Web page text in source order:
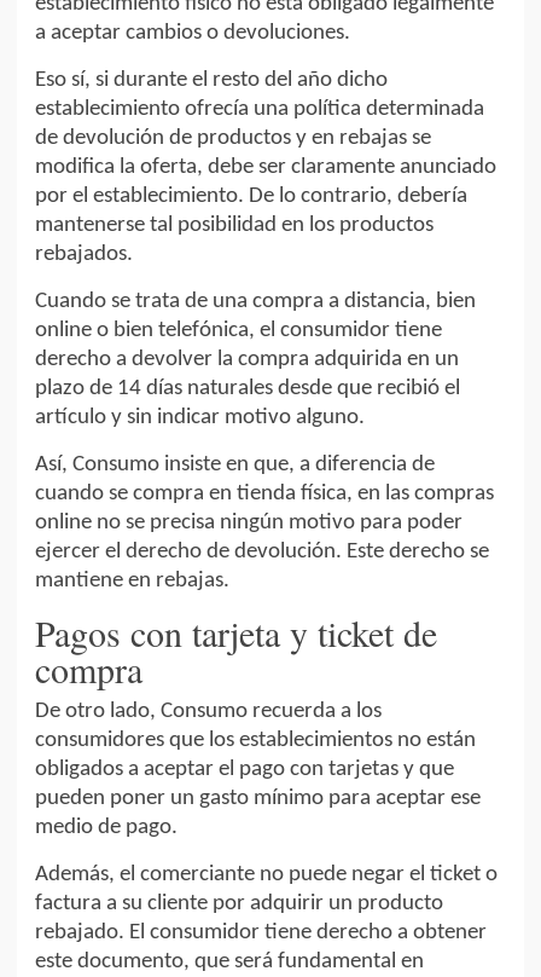
a aceptar cambios o devoluciones.
Eso sí, si durante el resto del año dicho
establecimiento ofrecía una política determinada
de devolución de productos y en rebajas se
modifica la oferta, debe ser claramente anunciado
por el establecimiento. De lo contrario, debería
mantenerse tal posibilidad en los productos
rebajados.
Cuando se trata de una compra a distancia, bien
online o bien telefónica, el consumidor tiene
derecho a devolver la compra adquirida en un
plazo de 14 días naturales desde que recibió el
artículo y sin indicar motivo alguno.
Así, Consumo insiste en que, a diferencia de
cuando se compra en tienda física, en las compras
online no se precisa ningún motivo para poder
ejercer el derecho de devolución. Este derecho se
mantiene en rebajas.
Pagos con tarjeta y ticket de
compra
De otro lado, Consumo recuerda a los
consumidores que los establecimientos no están
obligados a aceptar el pago con tarjetas y que
pueden poner un gasto mínimo para aceptar ese
medio de pago.
Además, el comerciante no puede negar el ticket o
factura a su cliente por adquirir un producto
rebajado. El consumidor tiene derecho a obtener
este documento, que será fundamental en